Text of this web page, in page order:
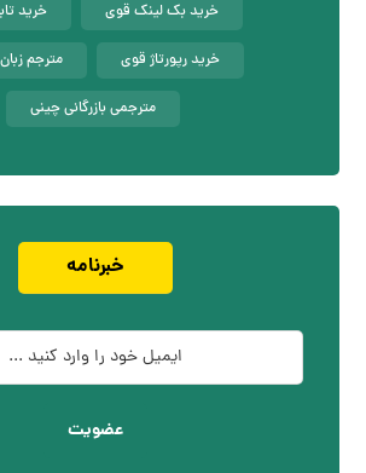
خرید بک لینک قوی خرید
خرید رپورتاژ قوی مترجم
مترجمی بازرگانی چینی
خبرنامه
عضویت